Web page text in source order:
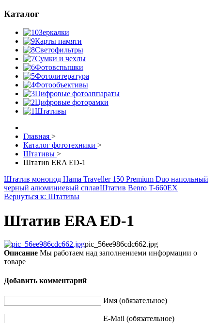
Каталог
Зеркалки
Карты памяти
Светофильтры
Сумки и чехлы
Фотовспышки
Фотолитература
Фотообъективы
Цифровые фотоаппараты
Цифровые фоторамки
Штативы
Главная >
Каталог фототехники >
Штативы >
Штатив ERA ED-1
Штатив монопод Hama Traveller 150 Premium Duo напольный
черный алюминиевый сплавШтатив Benro T-660EX
Вернуться к: Штативы
Штатив ERA ED-1
pic_56ee986cdc662.jpg
Описание Мы работаем над заполнениеми информации о
товаре
Добавить комментарий
Имя (обязательное)
E-Mail (обязательное)